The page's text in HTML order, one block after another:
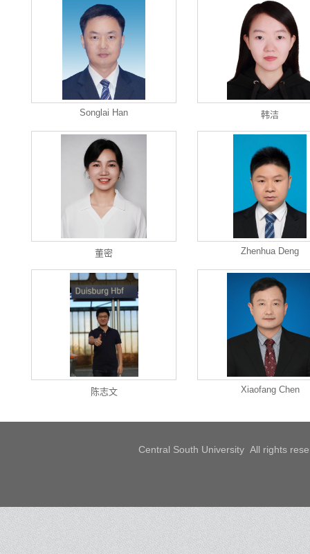
Songlai Han 韩洁
董密 Zhenhua Deng
陈志文 Xiaofang Chen
Central South University All rights